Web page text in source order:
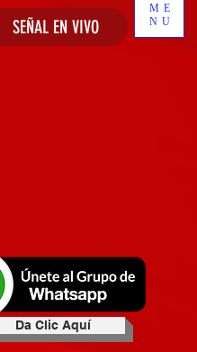
ME
NU
SEÑAL EN VIVO
Da Clic Aquí